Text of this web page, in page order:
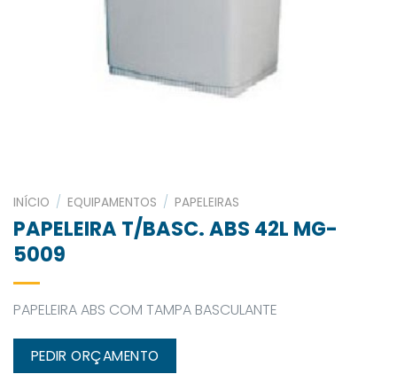
INÍCIO / EQUIPAMENTOS / PAPELEIRAS
PAPELEIRA T/BASC. ABS 42L MG-
5009
PAPELEIRA ABS COM TAMPA BASCULANTE
PEDIR ORÇAMENTO